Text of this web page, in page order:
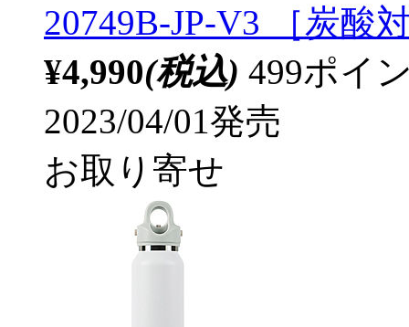
20749B-JP-V3 ［炭酸
¥4,990(税込) 499ポイ
2023/04/01発売
お取り寄せ